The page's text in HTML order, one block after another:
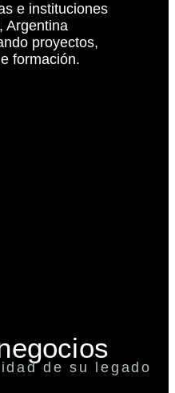
e instituciones
Argentina
proyectos,
formación.
de su legado